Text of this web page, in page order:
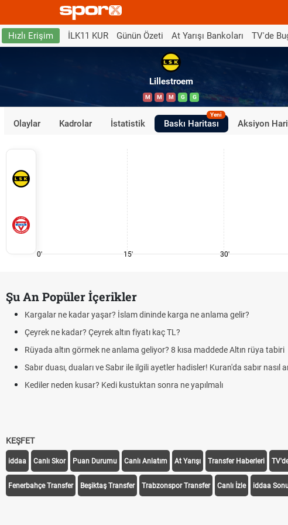
Hızlı Erişim İLK11 KUR Günün Özeti At Yarışı Bankoları TV'de
Lillestroem
M M M G G
Olaylar Kadrolar İstatistik Baskı Haritası
Yeni
Aksiyon
0' 15' 30'
Şu An Popüler İçerikler
Kargalar ne kadar yaşar? İslam dininde karga ne anlama gelir?
Çeyrek ne kadar? Çeyrek altın fiyatı kaç TL?
Rüyada altın görmek ne anlama geliyor? 8 kısa maddede Altın rüya tabiri
Sabır duası, duaları ve Sabır ile ilgili ayetler hadisler! Kuran'da sabır nasıl
Kediler neden kusar? Kedi kustuktan sonra ne yapılmalı
KEŞFET
iddaa Canlı Skor Puan Durumu Canlı Anlatım At Yarışı Transfer Haberleri
Fenerbahçe Transfer Beşiktaş Transfer Trabzonspor Transfer Canlı İzle iddaa